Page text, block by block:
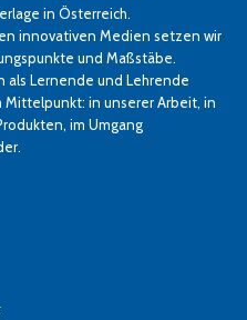
in Österreich.
innovativen Medien setzen wir
und Maßstäbe.
als Lernende und Lehrende
Mittelpunkt: in unserer Arbeit, in
im Umgang